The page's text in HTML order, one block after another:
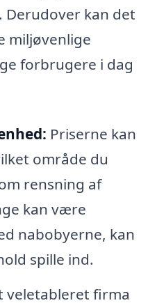
Derudover kan det
miljøvenlige
forbrugere i dag
Priserne kan
område du
rensning af
kan være
nabobyerne, kan
spille ind.
veletableret firma